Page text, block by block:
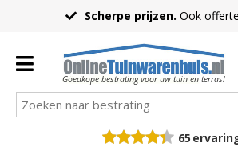
Scherpe prijzen. Ook
Goedkope bestrating voor uw tuin en terras!
65